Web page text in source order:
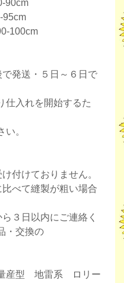
90cm
95cm
100cm
発送・５日～６日で
仕入れを開始するた
。
付けておりません。
べて縫製が粗い場合
３日以内にご連絡く
・交換の
産型 地雷系 ロリー